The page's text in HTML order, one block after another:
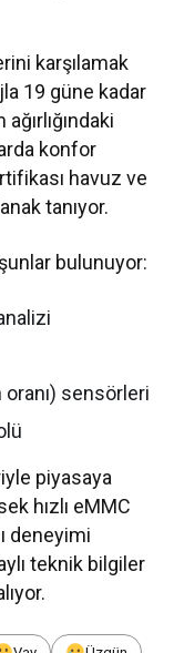
karşılamak
19 güne kadar
konfor
havuz ve
tanıyor.
bulunuyor:
oranı) sensörleri
piyasaya
hızlı eMMC
deneyimi
teknik bilgiler